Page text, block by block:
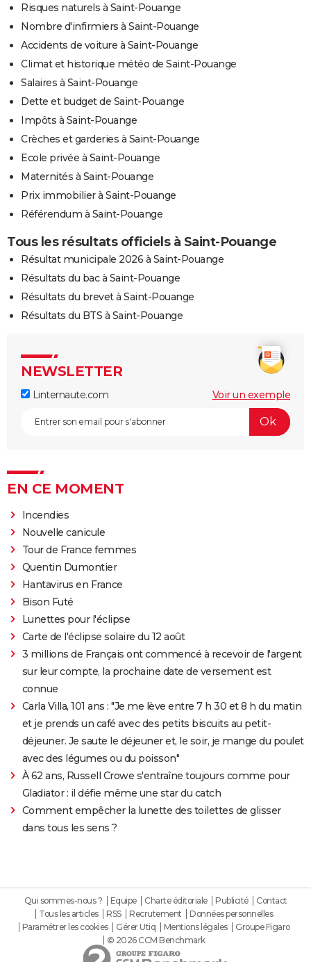
Risques naturels à Saint-Pouange
Nombre d'infirmiers à Saint-Pouange
Accidents de voiture à Saint-Pouange
Climat et historique météo de Saint-Pouange
Salaires à Saint-Pouange
Dette et budget de Saint-Pouange
Impôts à Saint-Pouange
Crèches et garderies à Saint-Pouange
Ecole privée à Saint-Pouange
Maternités à Saint-Pouange
Prix immobilier à Saint-Pouange
Référendum à Saint-Pouange
Tous les résultats officiels à Saint-Pouange
Résultat municipale 2026 à Saint-Pouange
Résultats du bac à Saint-Pouange
Résultats du brevet à Saint-Pouange
Résultats du BTS à Saint-Pouange
NEWSLETTER
Linternaute.com Voir un exemple
EN CE MOMENT
Incendies
Nouvelle canicule
Tour de France femmes
Quentin Dumontier
Hantavirus en France
Bison Futé
Lunettes pour l'éclipse
Carte de l'éclipse solaire du 12 août
3 millions de Français ont commencé à recevoir de l'argent
sur leur compte, la prochaine date de versement est
connue
Carla Villa, 101 ans : "Je me lève entre 7 h 30 et 8 h du matin
et je prends un café avec des petits biscuits au petit-
déjeuner. Je saute le déjeuner et, le soir, je mange du poulet
avec des légumes ou du poisson"
À 62 ans, Russell Crowe s'entraîne toujours comme pour
Gladiator : il défie même une star du catch
Comment empêcher la lunette des toilettes de glisser
dans tous les sens ?
Qui sommes-nous ? Equipe Charte éditoriale Publicité
Contact
Tous les articles
RSS Recrutement
Données personnelles
Paramétrer les cookies
Gérer Utiq Mentions légales
Groupe Figaro
© 2026 CCM Benchmark